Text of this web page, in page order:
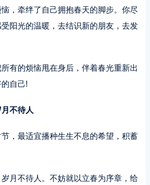
，牵绊了自己拥抱春天的脚步。你尽
阳光的温暖，去结识新的朋友，去发
有的烦恼甩在身后，伴着春光重新出
自己!
不待人
，最适宜播种生生不息的希望，积蓄
月不待人。不妨就以立春为序章，给